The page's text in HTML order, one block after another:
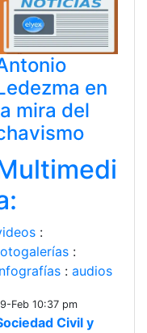
en
mira del
:
:
: audios
Feb 10:37 pm
Civil y